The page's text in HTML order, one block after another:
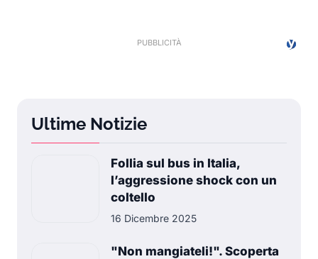
Ultime Notizie
Follia sul bus in Italia,
l’aggressione shock con un
coltello
16 Dicembre 2025
"Non mangiateli!". Scoperta